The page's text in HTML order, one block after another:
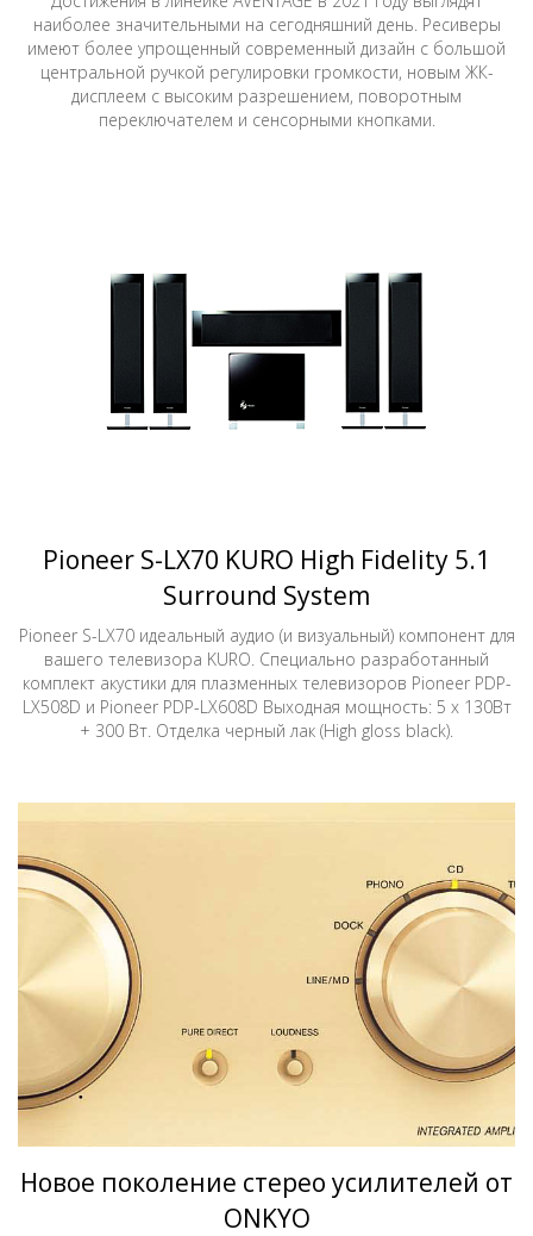
наиболее значительными на сегодняшний день. Ресиверы
имеют более упрощенный современный дизайн с большой
центральной ручкой регулировки громкости, новым ЖК-
дисплеем с высоким разрешением, поворотным
переключателем и сенсорными кнопками.
Pioneer S-LX70 KURO High Fidelity 5.1
Surround System
Pioneer S-LX70 идеальный аудио (и визуальный) компонент для
вашего телевизора KURO. Специально разработанный
комплект акустики для плазменных телевизоров Pioneer PDP-
LX508D и Pioneer PDP-LX608D Выходная мощность: 5 х 130Вт
+ 300 Вт. Отделка черный лак (High gloss black).
Новое поколение стерео усилителей от
ONKYO